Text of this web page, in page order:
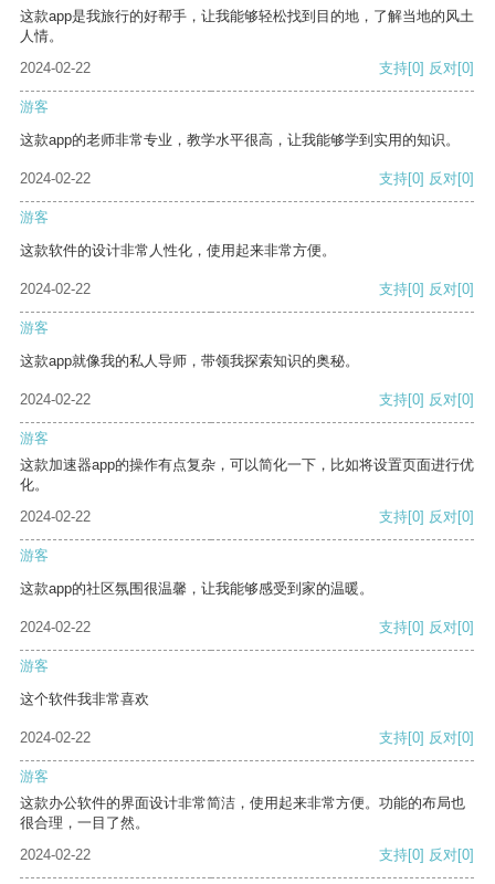
这款app是我旅行的好帮手，让我能够轻松找到目的地，了解当地的风土
人情。
2024-02-22
支持[0] 反对[0]
游客
这款app的老师非常专业，教学水平很高，让我能够学到实用的知识。
2024-02-22 支持[0] 反对[0]
游客
这款软件的设计非常人性化，使用起来非常方便。
2024-02-22 支持[0] 反对[0]
游客
这款app就像我的私人导师，带领我探索知识的奥秘。
2024-02-22 支持[0] 反对[0]
游客
这款加速器app的操作有点复杂，可以简化一下，比如将设置页面进行优
化。
2024-02-22
支持[0] 反对[0]
游客
这款app的社区氛围很温馨，让我能够感受到家的温暖。
2024-02-22 支持[0] 反对[0]
游客
这个软件我非常喜欢
2024-02-22 支持[0] 反对[0]
游客
这款办公软件的界面设计非常简洁，使用起来非常方便。功能的布局也
很合理，一目了然。
2024-02-22
支持[0] 反对[0]